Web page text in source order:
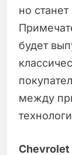
но
будет
между
Chevrolet